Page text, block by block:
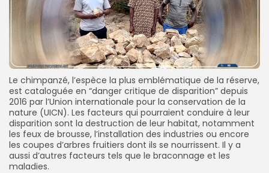
Le chimpanzé, l’espèce la plus emblématique de la réserve,
est cataloguée en “danger critique de disparition” depuis
2016 par l’Union internationale pour la conservation de la
nature (UICN). Les facteurs qui pourraient conduire à leur
disparition sont la destruction de leur habitat, notamment
les feux de brousse, l’installation des industries ou encore
les coupes d’arbres fruitiers dont ils se nourrissent. Il y a
aussi d’autres facteurs tels que le braconnage et les
maladies.